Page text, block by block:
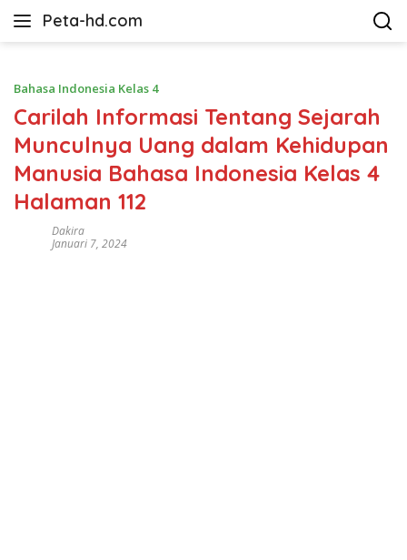
Peta-hd.com
Kumpulan
HD
Bahasa Indonesia Kelas 4
Carilah Informasi Tentang Sejarah
Munculnya Uang dalam Kehidupan
Manusia Bahasa Indonesia Kelas 4
Halaman 112
Dakira
Januari 7, 2024